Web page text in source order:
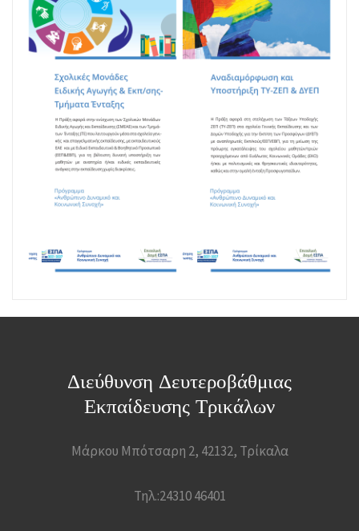
Διεύθυνση Δευτεροβάθμιας
Εκπαίδευσης Τρικάλων
Μάρκου Μπότσαρη 2, 42132, Τρίκαλα
Τηλ.:24310 46401